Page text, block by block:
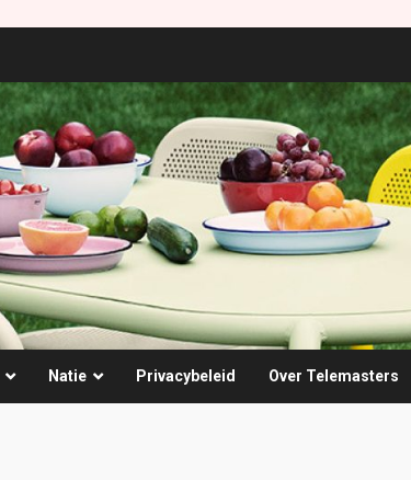
Natie Privacybeleid Over Telemasters